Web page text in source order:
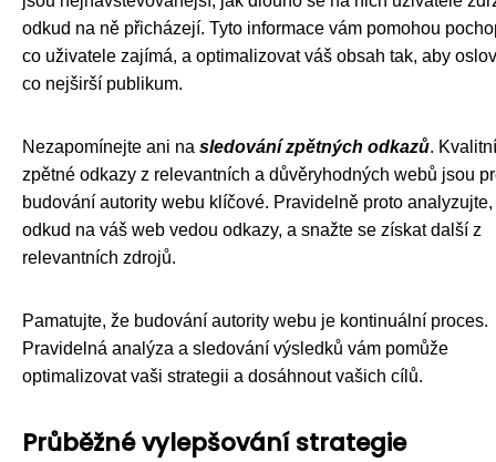
odkud na ně přicházejí. Tyto informace vám pomohou
co uživatele zajímá, a optimalizovat váš obsah tak, aby
co nejširší publikum.
Nezapomínejte ani na sledování zpětných odkazů. Kvalitní
zpětné odkazy z relevantních a důvěryhodných webů jsou
budování autority webu klíčové. Pravidelně proto analyzujte,
odkud na váš web vedou odkazy, a snažte se získat další z
relevantních zdrojů.
Pamatujte, že budování autority webu je kontinuální proces.
Pravidelná analýza a sledování výsledků vám pomůže
optimalizovat vaši strategii a dosáhnout vašich cílů.
Průběžné vylepšování strategie